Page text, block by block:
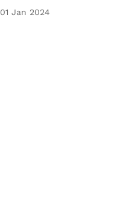
01 Jan 2024